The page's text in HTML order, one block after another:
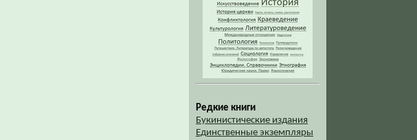
Редкие книги
Букинистические издания
Единственные экземпляры